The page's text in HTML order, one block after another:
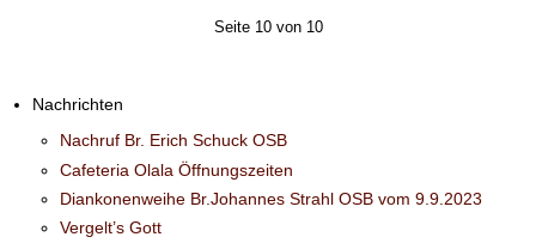
Seite 10 von 10
Nachrichten
Nachruf Br. Erich Schuck OSB
Cafeteria Olala Öffnungszeiten
Diankonenweihe Br.Johannes Strahl OSB vom 9.9.2023
Vergelt’s Gott